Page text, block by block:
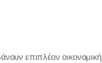
επιπλέον οικονομική